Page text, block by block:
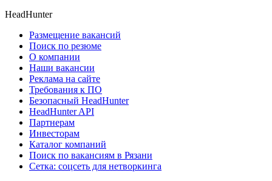
HeadHunter
Размещение вакансий
Поиск по резюме
О компании
Наши вакансии
Реклама на сайте
Требования к ПО
Безопасный HeadHunter
HeadHunter API
Партнерам
Инвесторам
Каталог компаний
Поиск по вакансиям в Рязани
Сетка: соцсеть для нетворкинга